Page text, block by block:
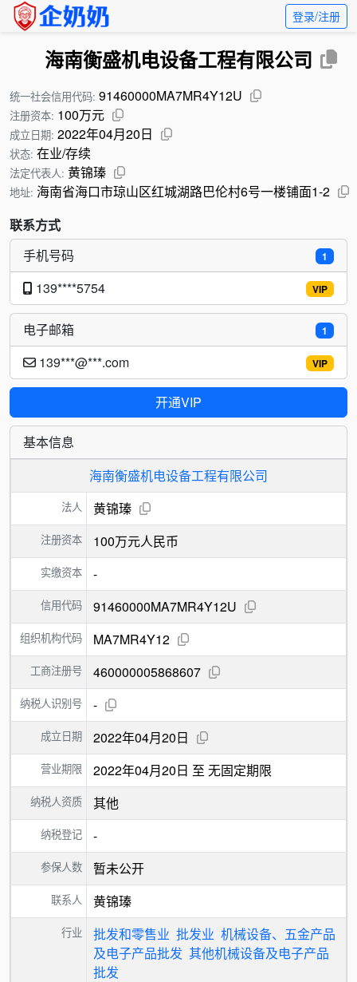
登录/注册
海南衡盛机电设备工程有限公司
统一社会信用代码: 91460000MA7MR4Y12U
注册资本: 100万元
成立日期: 2022年04月20日
状态: 在业/存续
法定代表人: 黄锦瑧
地址: 海南省海口市琼山区红城湖路巴伦村6号一楼铺面1-2
联系方式
1
手机号码
VIP
139****5754
1
电子邮箱
VIP
139***@***.com
开通VIP
基本信息
海南衡盛机电设备工程有限公司
法人 黄锦瑧
注册资本 100万元人民币
实缴资本 -
信用代码 91460000MA7MR4Y12U
组织机构代码 MA7MR4Y12
工商注册号 460000005868607
纳税人识别号 -
成立日期 2022年04月20日
营业期限 2022年04月20日 至 无固定期限
纳税人资质 其他
纳税登记 -
参保人数 暂未公开
联系人 黄锦瑧
行业 批发和零售业 批发业 机械设备、五金产品
及电子产品批发 其他机械设备及电子产品
批发